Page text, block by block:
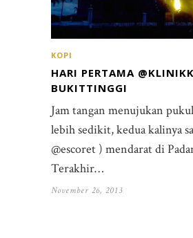
KOPI
HARI PERTAMA
BUKITTINGGI
Jam tangan menujukan
lebih sedikit, kedua kalinya
@escoret ) mendarat di
Terakhir…
November 26, 2013